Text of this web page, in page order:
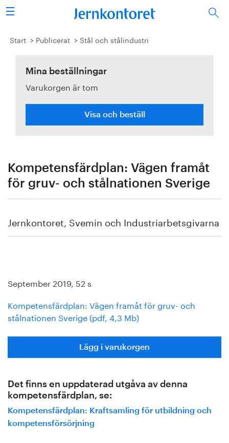
Sök
Stålindustrin
Vision 2050
Forskning/utbildning
Publicerat
Bildbank
Om oss
Start Publicerat Stål och stålindustri
Mina beställningar
Varukorgen är tom
Visa och beställ
Kompetensfärdplan: Vägen framåt
för gruv- och stålnationen Sverige
Jernkontoret, Svemin och Industriarbetsgivarna
September 2019, 52 s
Kompetensfärdplan: Vägen framåt för gruv- och
stålnationen Sverige (pdf, 4,3 Mb)
Lägg i varukorgen
Det finns en uppdaterad utgåva av denna
kompetensfärdplan, se:
Kompetensfärdplan: Kraftsamling för utbildning och
kompetensförsörjning